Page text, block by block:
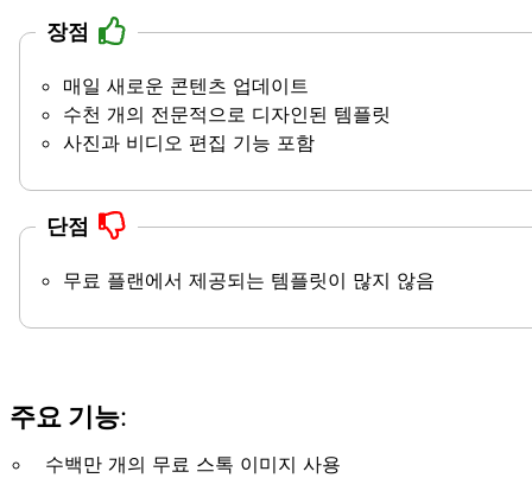
장점
매일 새로운 콘텐츠 업데이트
수천 개의 전문적으로 디자인된 템플릿
사진과 비디오 편집 기능 포함
단점
무료 플랜에서 제공되는 템플릿이 많지 않음
주요 기능:
수백만 개의 무료 스톡 이미지 사용